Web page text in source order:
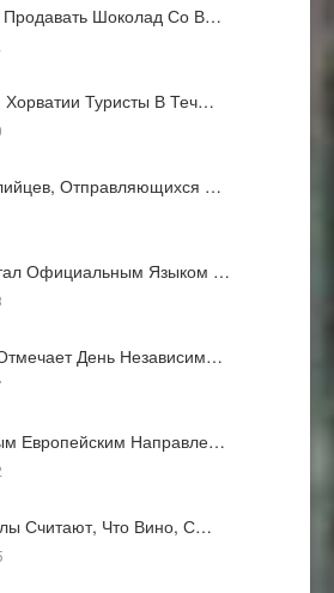
Продавать Шоколад Со В…
Туристы В Теч…
Отправляющихся …
Официальным Языком …
День Независим…
Европейским Направле…
Считают, Что Вино, С…